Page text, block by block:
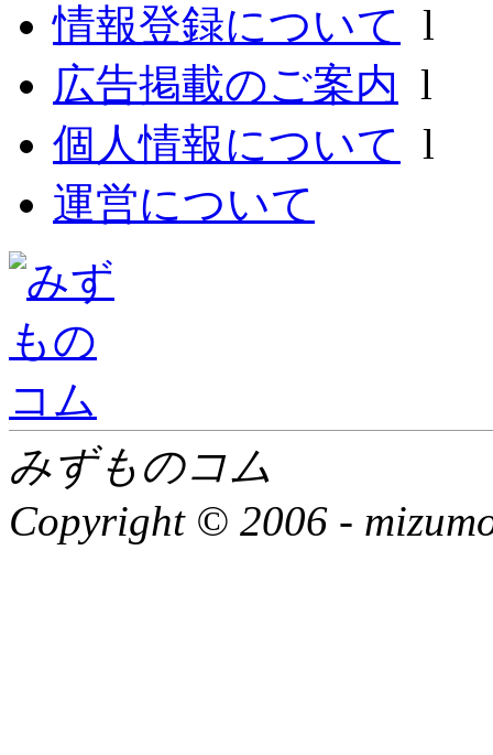
情報登録について l
広告掲載のご案内 l
個人情報について l
運営について
みずものコム
Copyright © 2006 -